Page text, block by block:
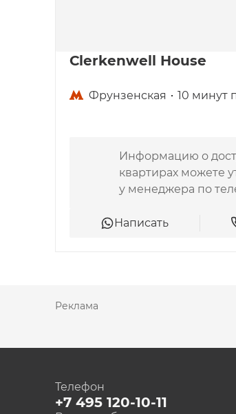
Clerkenwell House
Фрунзенская 10 минут
Информацию о
квартирах можете
у менеджера по
Написать
Реклама
Телефон
+7 495 120-10-11